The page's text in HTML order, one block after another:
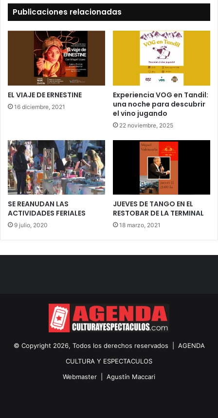
Publicaciones relacionadas
EL VIAJE DE ERNESTINE
16 diciembre, 2021
Experiencia VOG en Tandil:
una noche para descubrir
el vino jugando
22 noviembre, 2025
SE REANUDAN LAS
ACTIVIDADES FERIALES
9 julio, 2020
JUEVES DE TANGO EN EL
RESTOBAR DE LA TERMINAL
18 marzo, 2021
© Copyright 2026, Todos los derechos reservados | AGENDA
CULTURA Y ESPECTACULOS
Webmaster | Agustín Maccari